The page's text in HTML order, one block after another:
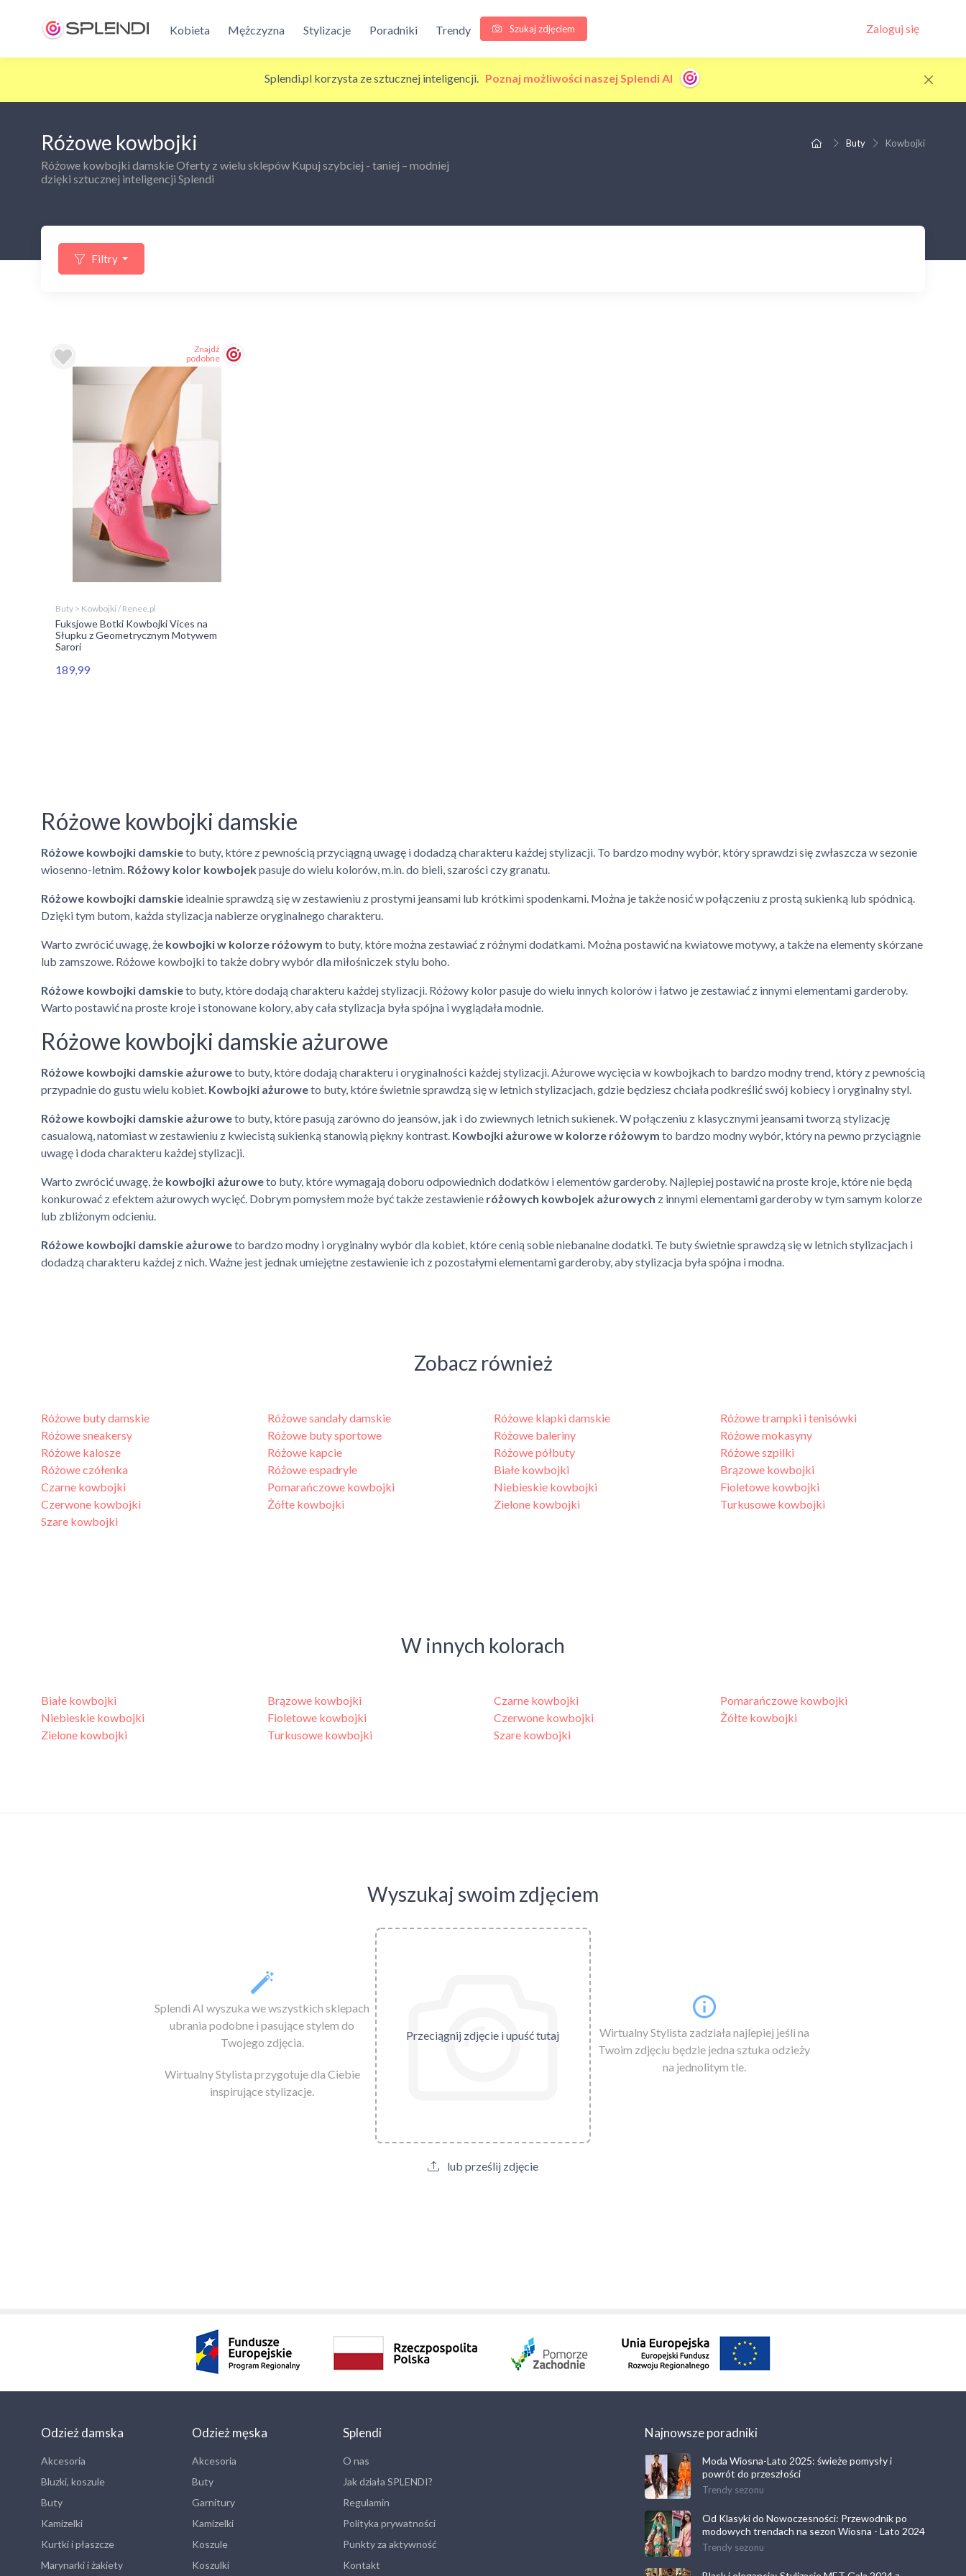
Kobieta Mężczyzna Stylizacje Poradniki Trendy Szukaj zdjęciem Zaloguj się
Splendi.pl korzysta ze sztucznej inteligencji. Poznaj możliwości naszej Splendi AI
Buty Kowbojki
Różowe kowbojki
Różowe kowbojki damskie Oferty z wielu sklepów Kupuj szybciej - taniej – modniej
dzięki sztucznej inteligencji Splendi
Filtry
Znajdź
podobne
Buty > Kowbojki / Renee.pl
Fuksjowe Botki Kowbojki Vices na
Słupku z Geometrycznym Motywem
Sarori
189,99
Różowe kowbojki damskie
Różowe kowbojki damskieto buty, które z pewnością przyciągną uwagę i dodadzą charakteru każdej stylizacji. To bardzo modny wybór, który sprawdzi się zwłaszcza w sezonie
wiosenno-letnim. Różowy kolor kowbojekpasuje do wielu kolorów, m.in. do bieli, szarości czy granatu.
Różowe kowbojki damskie idealnie sprawdzą się w zestawieniu z prostymi jeansami lub krótkimi spodenkami. Można je także nosić w połączeniu z prostą sukienką lub spódnicą.
Dzięki tym butom, każda stylizacja nabierze oryginalnego charakteru.
Warto zwrócić uwagę, że kowbojki w kolorze różowym to buty, które można zestawiać z różnymi dodatkami. Można postawić na kwiatowe motywy, a także na elementy skórzane
lub zamszowe. Różowe kowbojki to także dobry wybór dla miłośniczek stylu boho.
Różowe kowbojki damskieto buty, które dodają charakteru każdej stylizacji. Różowy kolor pasuje do wielu innych kolorów i łatwo je zestawiać z innymi elementami garderoby.
Warto postawić na proste kroje i stonowane kolory, aby cała stylizacja była spójna i wyglądała modnie.
Różowe kowbojki damskie ażurowe
Różowe kowbojki damskie ażuroweto buty, które dodają charakteru i oryginalności każdej stylizacji. Ażurowe wycięcia w kowbojkach to bardzo modny trend, który z pewnością
przypadnie do gustu wielu kobiet. Kowbojki ażuroweto buty, które świetnie sprawdzą się w letnich stylizacjach, gdzie będziesz chciała podkreślić swój kobiecy i oryginalny styl.
Różowe kowbojki damskie ażuroweto buty, które pasują zarówno do jeansów, jak i do zwiewnych letnich sukienek. W połączeniu z klasycznymi jeansami tworzą stylizację
casualową, natomiast w zestawieniu z kwiecistą sukienką stanowią piękny kontrast. Kowbojki ażurowe w kolorze różowym to bardzo modny wybór, który na pewno przyciągnie
uwagę i doda charakteru każdej stylizacji.
Warto zwrócić uwagę, że kowbojki ażuroweto buty, które wymagają doboru odpowiednich dodatków i elementów garderoby. Najlepiej postawić na proste kroje, które nie będą
konkurować z efektem ażurowych wycięć. Dobrym pomysłem może być także zestawienie różowych kowbojek ażurowych z innymi elementami garderoby w tym samym kolorze
lub zbliżonym odcieniu.
Różowe kowbojki damskie ażuroweto bardzo modny i oryginalny wybór dla kobiet, które cenią sobie niebanalne dodatki. Te buty świetnie sprawdzą się w letnich stylizacjach i
dodadzą charakteru każdej z nich. Ważne jest jednak umiejętne zestawienie ich z pozostałymi elementami garderoby, aby stylizacja była spójna i modna.
Zobacz również
Różowe buty damskie Różowe sandały damskie Różowe klapki damskie
Różowe trampki i tenisówki
Różowe sneakersy
Różowe buty sportowe Różowe baleriny
Różowe mokasyny
Różowe kalosze
Różowe kapcie Różowe półbuty
Różowe szpilki
Różowe czółenka
Różowe espadryle Białe kowbojki
Brązowe kowbojki
Czarne kowbojki
Pomarańczowe kowbojki Niebieskie kowbojki
Fioletowe kowbojki
Czerwone kowbojki
Żółte kowbojki Zielone kowbojki
Turkusowe kowbojki
Szare kowbojki
W innych kolorach
Białe kowbojki Brązowe kowbojki Czarne kowbojki
Pomarańczowe kowbojki
Niebieskie kowbojki
Fioletowe kowbojki Czerwone kowbojki
Żółte kowbojki
Zielone kowbojki
Turkusowe kowbojki Szare kowbojki
Wyszukaj swoim zdjęciem
Splendi AI wyszuka we wszystkich sklepach
ubrania podobne i pasujące stylem do
Twojego zdjęcia.
Wirtualny Stylista przygotuje dla Ciebie
inspirujące stylizacje.
Wirtualny Stylista zadziała najlepiej jeśli na
Twoim zdjęciu będzie jedna sztuka odzieży
na jednolitym tle.
Przeciągnij zdjęcie i upuść tutaj
lub prześlij zdjęcie
Odzież damska
Akcesoria
Bluzki, koszule
Buty
Kamizelki
Kurtki i płaszcze
Marynarki i żakiety
Odzież męska
Akcesoria
Buty
Garnitury
Kamizelki
Koszule
Koszulki
Splendi
O nas
Jak działa SPLENDI?
Regulamin
Polityka prywatności
Punkty za aktywność
Kontakt
Najnowsze poradniki
Moda Wiosna-Lato 2025: świeże pomysły i
powrót do przeszłości
Trendy sezonu
Od Klasyki do Nowoczesności: Przewodnik po
modowych trendach na sezon Wiosna - Lato 2024
Trendy sezonu